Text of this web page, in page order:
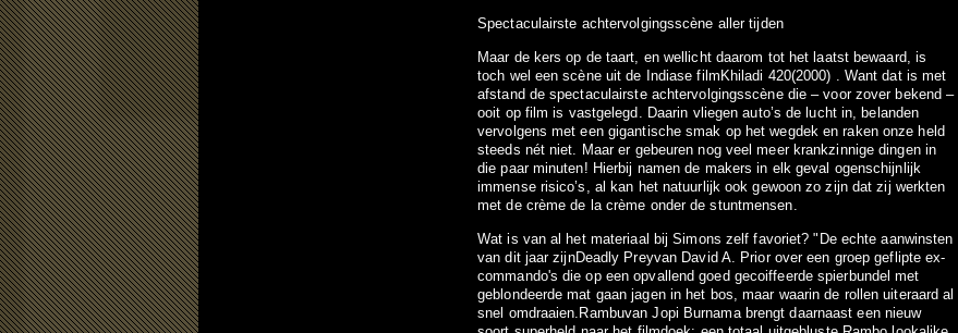
Spectaculairste achtervolgingsscène aller tijden
Maar de kers op de taart, en wellicht daarom tot het laatst bewaard, is
toch wel een scène uit de Indiase filmKhiladi 420(2000) . Want dat is met
afstand de spectaculairste achtervolgingsscène die – voor zover bekend –
ooit op film is vastgelegd. Daarin vliegen auto’s de lucht in, belanden
vervolgens met een gigantische smak op het wegdek en raken onze held
steeds nét niet. Maar er gebeuren nog veel meer krankzinnige dingen in
die paar minuten! Hierbij namen de makers in elk geval ogenschijnlijk
immense risico’s, al kan het natuurlijk ook gewoon zo zijn dat zij werkten
met de crème de la crème onder de stuntmensen.
Wat is van al het materiaal bij Simons zelf favoriet? "De echte aanwinsten
van dit jaar zijnDeadly Preyvan David A. Prior over een groep geflipte ex-
commando's die op een opvallend goed gecoiffeerde spierbundel met
geblondeerde mat gaan jagen in het bos, maar waarin de rollen uiteraard al
snel omdraaien.Rambuvan Jopi Burnama brengt daarnaast een nieuw